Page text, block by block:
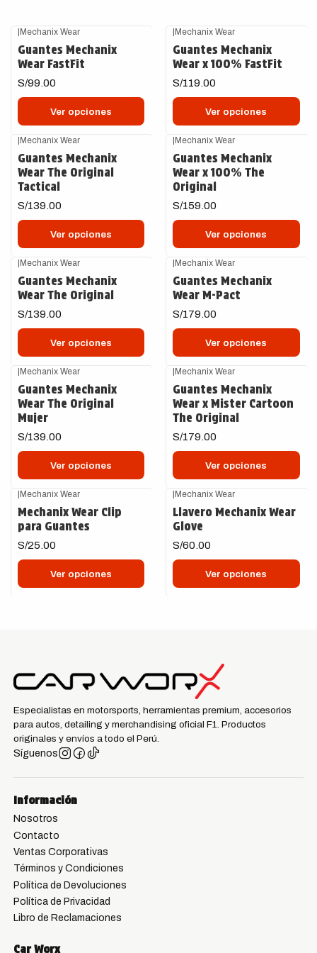
|Mechanix Wear
Guantes Mechanix
Wear FastFit
S/99.00
Ver opciones
|Mechanix Wear
Guantes Mechanix
Wear x 100% FastFit
S/119.00
Ver opciones
|Mechanix Wear
Guantes Mechanix
Wear The Original
Tactical
S/139.00
Ver opciones
|Mechanix Wear
Guantes Mechanix
Wear x 100% The
Original
S/159.00
Ver opciones
|Mechanix Wear
Guantes Mechanix
Wear The Original
S/139.00
Ver opciones
|Mechanix Wear
Guantes Mechanix
Wear M-Pact
S/179.00
Ver opciones
|Mechanix Wear
Guantes Mechanix
Wear The Original
Mujer
S/139.00
Ver opciones
|Mechanix Wear
Guantes Mechanix
Wear x Mister Cartoon
The Original
S/179.00
Ver opciones
|Mechanix Wear
Mechanix Wear Clip
para Guantes
S/25.00
Ver opciones
|Mechanix Wear
Llavero Mechanix Wear
Glove
S/60.00
Ver opciones
Especialistas en motorsports, herramientas premium, accesorios
para autos, detailing y merchandising oficial F1. Productos
originales y envíos a todo el Perú.
Síguenos
Información
Nosotros
Contacto
Ventas Corporativas
Términos y Condiciones
Política de Devoluciones
Política de Privacidad
Libro de Reclamaciones
Car Worx